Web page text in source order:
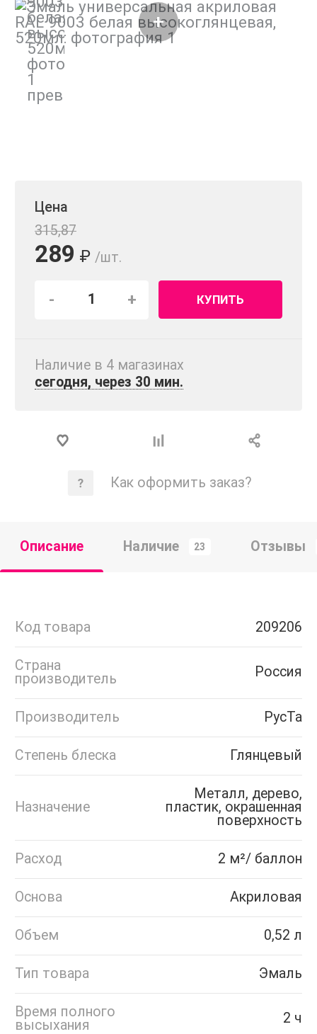
Цена
315,87
289 ₽ /шт.
- + КУПИТЬ
Наличие в 4 магазинах
сегодня, через 30 мин.
Как оформить заказ?
Описание Наличие 23 Отзывы
Код товара 209206
Страна
производитель
Россия
Производитель РусТа
Степень блеска Глянцевый
Назначение
Металл, дерево,
пластик, окрашенная
поверхность
Расход 2 м²/ баллон
Основа Акриловая
Объем 0,52 л
Тип товара Эмаль
Время полного
высыхания
2 ч